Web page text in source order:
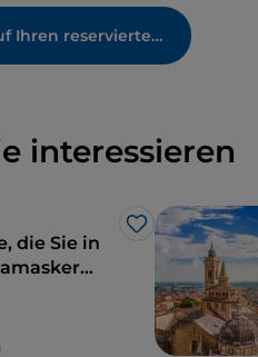
Greifen Sie jetzt auf Ihren reservierten Bereich zu
interessieren
Like
die Sie in